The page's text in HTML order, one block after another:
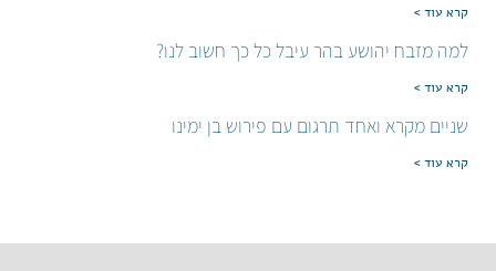
קרא עוד >
למה מזבח יהושע בהר עיבל כל כך חשוב לנו?
קרא עוד >
שניים מקרא ואחד תרגום עם פירוש בן ימינו
קרא עוד >